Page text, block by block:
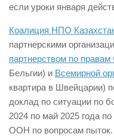
если уроки января
Коалиция НПО
партнерскими
партнерством по правам
Бельгии) и Всемирной
квартира в Швейцарии)
доклад по ситуации по
2024 по май 2025 года
ООН по вопросам пыток.